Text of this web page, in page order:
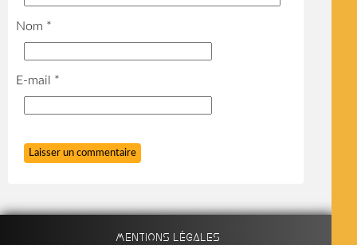
Nom *
E-mail *
Mentions légales